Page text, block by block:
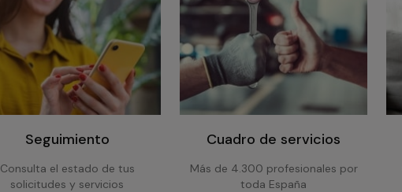
Seguimiento
Consulta el estado de tus
solicitudes y servicios
Cuadro de servicios
Más de 4.300 profesionales por
toda España